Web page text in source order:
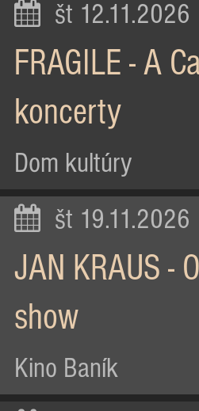
št 12.11.2026
FRAGILE - A
koncerty
Dom kultúry
št 19.11.2026
JAN KRAUS -
show
Kino Baník